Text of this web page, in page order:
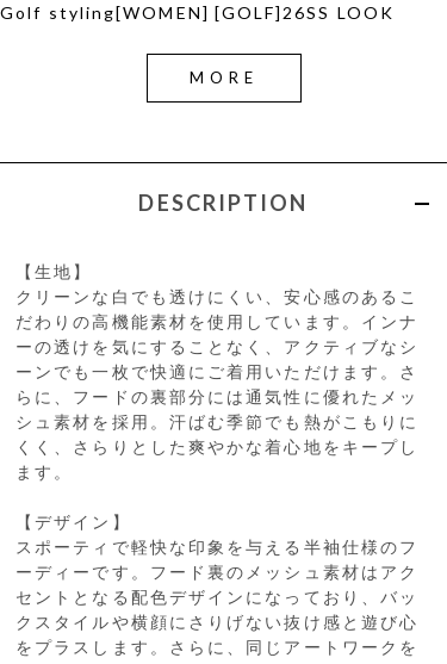
Golf styling[WOMEN] [GOLF]26SS LOOK
MORE
DESCRIPTION
【生地】
クリーンな白でも透けにくい、安心感のあるこ
だわりの高機能素材を使用しています。インナ
ーの透けを気にすることなく、アクティブなシ
ーンでも一枚で快適にご着用いただけます。さ
らに、フードの裏部分には通気性に優れたメッ
シュ素材を採用。汗ばむ季節でも熱がこもりに
くく、さらりとした爽やかな着心地をキープし
ます。
【デザイン】
スポーティで軽快な印象を与える半袖仕様のフ
ーディーです。フード裏のメッシュ素材はアク
セントとなる配色デザインになっており、バッ
クスタイルや横顔にさりげない抜け感と遊び心
をプラスします。さらに、同じアートワークを